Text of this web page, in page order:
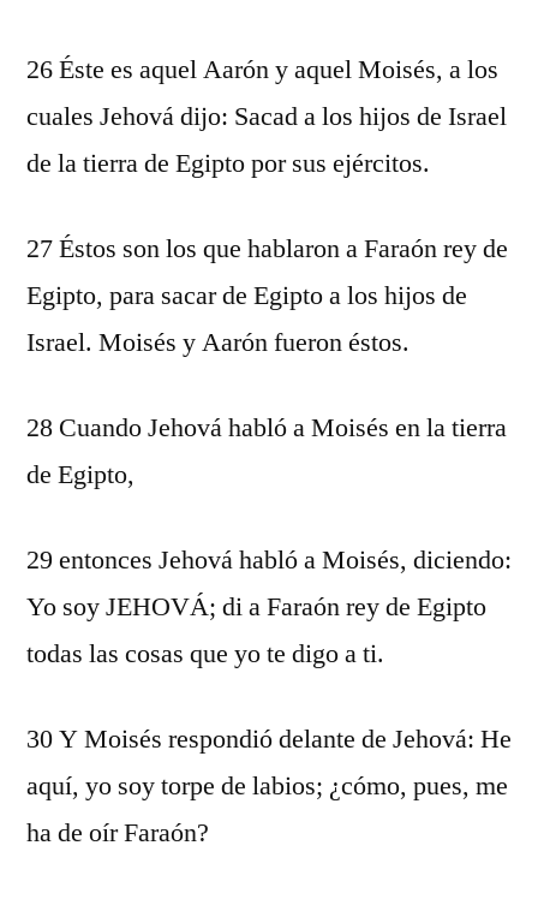
26 Éste es aquel Aarón y aquel Moisés, a los
cuales Jehová dijo: Sacad a los hijos de Israel
de la tierra de Egipto por sus ejércitos.
27 Éstos son los que hablaron a Faraón rey de
Egipto, para sacar de Egipto a los hijos de
Israel. Moisés y Aarón fueron éstos.
28 Cuando Jehová habló a Moisés en la tierra
de Egipto,
29 entonces Jehová habló a Moisés, diciendo:
Yo soy JEHOVÁ; di a Faraón rey de Egipto
todas las cosas que yo te digo a ti.
30 Y Moisés respondió delante de Jehová: He
aquí, yo soy torpe de labios; ¿cómo, pues, me
ha de oír Faraón?